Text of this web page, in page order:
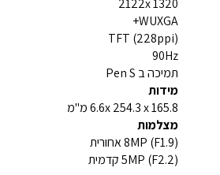
WUXGA+
TFT (228ppi)
90Hz
תמיכה ב Pen S
מידות
6.6x 254.3 x 165.8 מ"מ
מצלמות
(F1.9) 8MP אחורית
(F2.2) 5MP קדמית